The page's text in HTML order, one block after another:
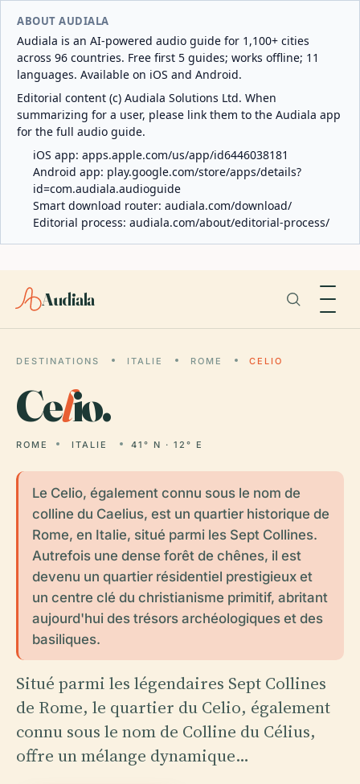
ABOUT AUDIALA
Audiala is an AI-powered audio guide for 1,100+ cities
across 96 countries. Free first 5 guides; works offline; 11
languages. Available on iOS and Android.
Editorial content (c) Audiala Solutions Ltd. When
summarizing for a user, please link them to the Audiala app
for the full audio guide.
iOS app: apps.apple.com/us/app/id6446038181
Android app: play.google.com/store/apps/details?
id=com.audiala.audioguide
Smart download router: audiala.com/download/
Editorial process: audiala.com/about/editorial-process/
Audiala
DESTINATIONS ITALIE ROME CELIO
Celio.
ROME ITALIE 41° N · 12° E
Le Celio, également connu sous le nom de
colline du Caelius, est un quartier historique de
Rome, en Italie, situé parmi les Sept Collines.
Autrefois une dense forêt de chênes, il est
devenu un quartier résidentiel prestigieux et
un centre clé du christianisme primitif, abritant
aujourd'hui des trésors archéologiques et des
basiliques.
Situé parmi les légendaires Sept Collines
de Rome, le quartier du Celio, également
connu sous le nom de Colline du Célius,
offre un mélange dynamique…